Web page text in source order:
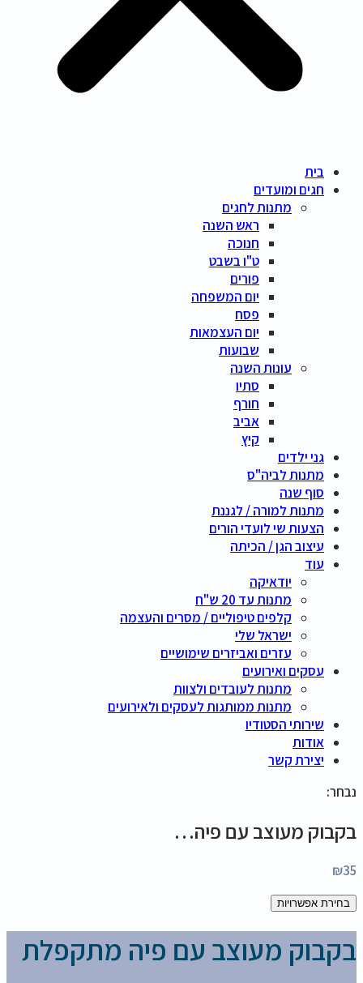
בית
חגים ומועדים
מתנות לחגים
ראש השנה
חנוכה
ט"ו בשבט
פורים
יום המשפחה
פסח
יום העצמאות
שבועות
עונות השנה
סתיו
חורף
אביב
קיץ
גני ילדים
מתנות לביה"ס
סוף שנה
מתנות למורה / לגננת
הצעות שי לועדי הורים
עיצוב הגן / הכיתה
עוד
יודאיקה
מתנות עד 20 ש"ח
קלפים טיפוליים / מסרים והעצמה
ישראל שלי
עזרים ואביזרים שימושיים
עסקים ואירועים
מתנות לעובדים ולצוות
מתנות ממותגות לעסקים ולאירועים
שירותי הסטודיו
אודות
יצירת קשר
נבחר:
בקבוק מעוצב עם פיה…
₪35
בחירת אפשרויות
בקבוק מעוצב עם פיה מתקפלת